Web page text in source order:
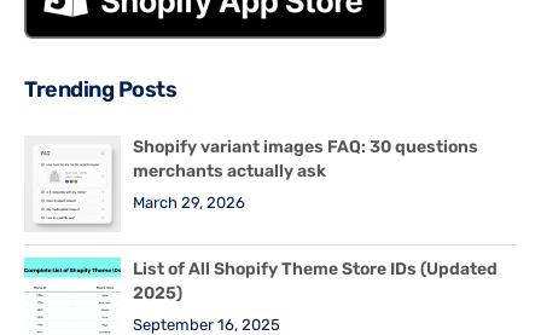
Trending Posts
Shopify variant images FAQ: 30 questions
merchants actually ask
March 29, 2026
List of All Shopify Theme Store IDs (Updated
2025)
September 16, 2025